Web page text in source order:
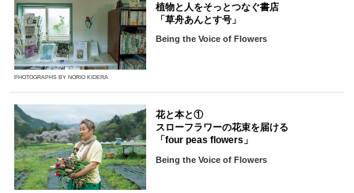
PHOTOGRAPHS BY NORIO KIDERA
植物と人をそっとつなぐ書店
「草舟あんとす号」
Being the Voice of Flowers
花と本と①
スローフラワーの花束を届ける
「four peas flowers」
Being the Voice of Flowers